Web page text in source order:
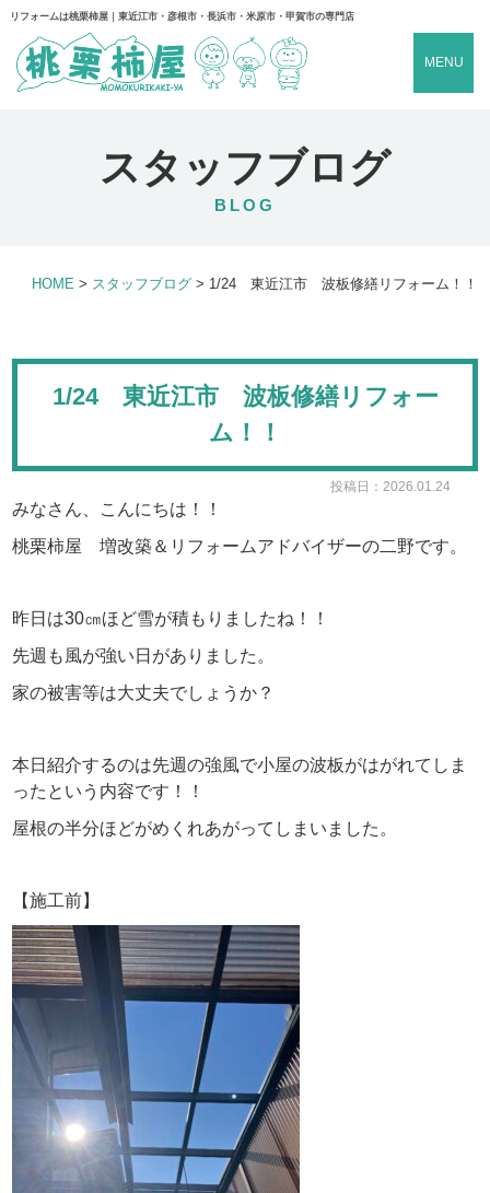
リフォームは桃栗柿屋｜東近江市・彦根市・長浜市・米原市・甲賀市の専門店
MENU
スタッフブログ
BLOG
HOME > スタッフブログ> 1/24 東近江市 波板修繕リフォーム！！
1/24 東近江市 波板修繕リフォー
ム！！
投稿日：2026.01.24
みなさん、こんにちは！！
桃栗柿屋 増改築＆リフォームアドバイザーの二野です。
昨日は30㎝ほど雪が積もりましたね！！
先週も風が強い日がありました。
家の被害等は大丈夫でしょうか？
本日紹介するのは先週の強風で小屋の波板がはがれてしま
ったという内容です！！
屋根の半分ほどがめくれあがってしまいました。
【施工前】